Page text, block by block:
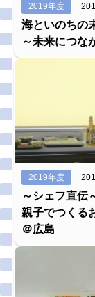
2019年度
海といのちの
～未来につな
2019年度
～シェフ直伝
親子でつくる
＠広島